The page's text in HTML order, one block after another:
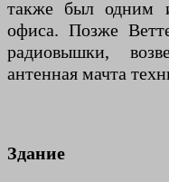
также был одним
офиса. Позже
радиовышки,
антенная мачта
Здание